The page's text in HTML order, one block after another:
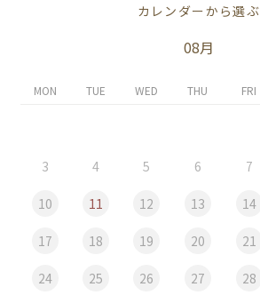
カレンダーから選ぶ
08月
MON TUE WED THU FRI
3 4 5 6 7
10 11 12 13 14
17 18 19 20 21
24 25 26 27 28